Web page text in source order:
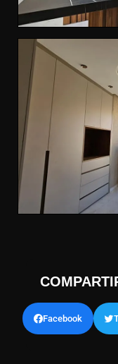
Facebook